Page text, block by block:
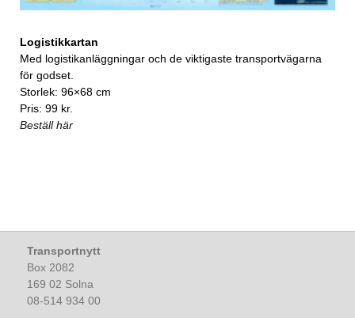
Logistikkartan
Med logistikanläggningar och de viktigaste transportvägarna
för godset.
Storlek: 96×68 cm
Pris: 99 kr.
Beställ här
Transportnytt
Box 2082
169 02 Solna
08-514 934 00